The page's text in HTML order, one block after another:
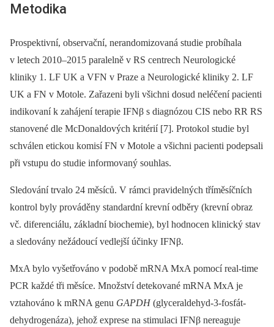
Metodika
Prospektivní, observační, nerandomizovaná studie probíhala
v letech 2010–2015 paralelně v RS centrech Neurologické
kliniky 1. LF UK a VFN v Praze a Neurologické kliniky 2. LF
UK a FN v Motole. Zařazeni byli všichni dosud neléčení pacienti
indikovaní k zahájení terapie IFNβ s diagnózou CIS nebo RR RS
stanovené dle McDonaldových kritérií [7]. Protokol studie byl
schválen etickou komisí FN v Motole a všichni pacienti podepsali
při vstupu do studie informovaný souhlas.
Sledování trvalo 24 měsíců. V rámci pravidelných tříměsíčních
kontrol byly prováděny standardní krevní odběry (krevní obraz
vč. diferenciálu, základní biochemie), byl hodnocen klinický stav
a sledovány nežádoucí vedlejší účinky IFNβ.
MxA bylo vyšetřováno v podobě mRNA MxA pomocí real-time
PCR každé tři měsíce. Množství detekované mRNA MxA je
vztahováno k mRNA genu GAPDH (glyceraldehyd-3-fosfát-
dehydrogenáza), jehož exprese na stimulaci IFNβ nereaguje